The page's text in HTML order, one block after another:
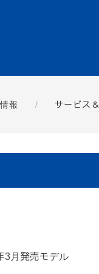
報 サービス
3月発売モデル